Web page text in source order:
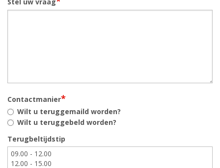
Contactmanier*
Wilt u teruggemaild worden?
Wilt u teruggebeld worden?
Terugbeltijdstip